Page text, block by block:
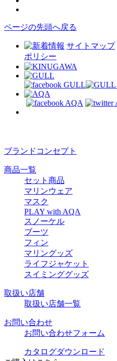
ページの先頭へ戻る
サイトマップ
ポリシー
ブランドコンセプト
商品一覧
セット商品
マリンウェア
マスク
PLAY with AQA
スノーケル
ブーツ
フィン
マリングッズ
ライフジャケット
スイミンググッズ
取扱い店舗
取扱い店舗一覧
お問い合わせ
お問い合わせフォーム
カタログダウンロード